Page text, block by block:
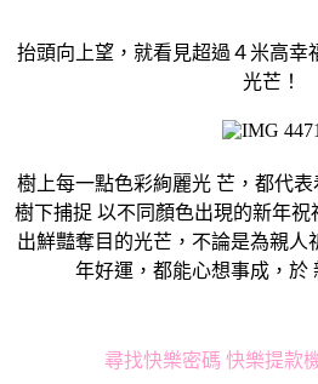
抬頭向上望，就看見超過４米高幸
光芒！
樹上每一點色彩絢麗光 芒，都代
樹下捕捉 以不同顏色出現的新年
出鮮豔奪目的光芒，不論是為親人
年好運，都能心想事成，於
尋找快樂密碼 快樂提款